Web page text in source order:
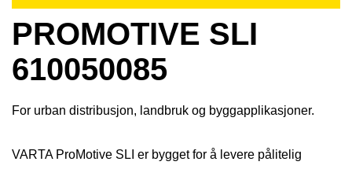
PROMOTIVE SLI
610050085
For urban distribusjon, landbruk og byggapplikasjoner.
VARTA ProMotive SLI er bygget for å levere pålitelig